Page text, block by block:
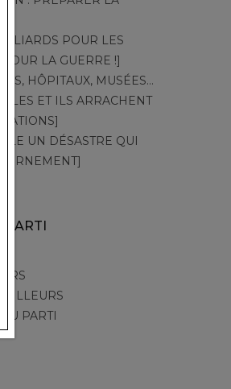
POUR LES
POUR LA GUERRE !]
HÔPITAUX, MUSÉES…
ET ILS ARRACHENT
UN DÉSASTRE QUI
PARTI
PARTI